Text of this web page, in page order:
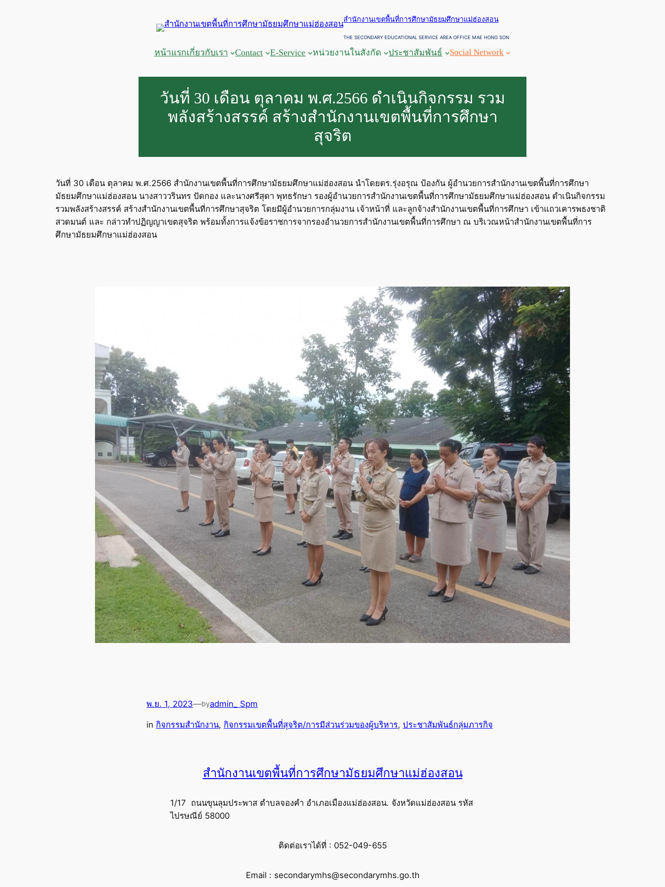
สำนักงานเขตพื้นที่การศึกษามัธยมศึกษาแม่ฮ่องสอน
THE SECONDARY EDUCATIONAL SERVICE AREA OFFICE MAE HONG SON
หน้าแรกเกี่ยวกับเรา Contact E-Service หน่วยงานในสังกัด ประชาสัมพันธ์ Social Network
วันที่ 30 เดือน ตุลาคม พ.ศ.2566 ดำเนินกิจกรรม รวม
พลังสร้างสรรค์ สร้างสำนักงานเขตพื้นที่การศึกษา
สุจริต
วันที่ 30 เดือน ตุลาคม พ.ศ.2566 สำนักงานเขตพื้นที่การศึกษามัธยมศึกษาแม่ฮ่องสอน นำโดยดร.รุ่งอรุณ ป้องกัน ผู้อำนวยการสำนักงานเขตพื้นที่การศึกษา
มัธยมศึกษาแม่ฮ่องสอน นางสาววรินทร ปัดกอง และนางศรีสุดา พุทธรักษา รองผู้อำนวยการสำนักงานเขตพื้นที่การศึกษามัธยมศึกษาแม่ฮ่องสอน ดำเนินกิจกรรม
รวมพลังสร้างสรรค์ สร้างสำนักงานเขตพื้นที่การศึกษาสุจริต โดยมีผู้อำนวยการกลุ่มงาน เจ้าหน้าที่ และลูกจ้างสำนักงานเขตพื้นที่การศึกษา เข้าแถวเคารพธงชาติ
สวดมนต์ และ กล่าวทําปฏิญญาเขตสุจริต พร้อมทั้งการแจ้งข้อราชการจากรองอำนวยการสำนักงานเขตพื้นที่การศึกษา ณ บริเวณหน้าสำนักงานเขตพื้นที่การ
ศึกษามัธยมศึกษาแม่ฮ่องสอน
พ.ย. 1, 2023—byadmin_ Spm
in กิจกรรมสำนักงาน, กิจกรรมเขตพื้นที่สุจริต/การมีส่วนร่วมของผู้บริหาร, ประชาสัมพันธ์กลุ่มภารกิจ
สำนักงานเขตพื้นที่การศึกษามัธยมศึกษาแม่ฮ่องสอน
1/17 ถนนขุนลุมประพาส ตำบลจองคำ อำเภอเมืองแม่ฮ่องสอน. จังหวัดแม่ฮ่องสอน รหัส
ไปรษณีย์ 58000
ติดต่อเราได้ที่ : 052-049-655
Email : secondarymhs@secondarymhs.go.th